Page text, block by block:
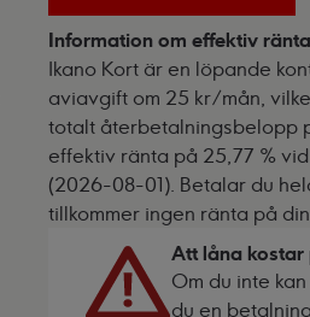
Information om effektiv
Ikano Kort är en löpande
aviavgift om 25 kr/mån,
totalt återbetalningsbelopp
effektiv ränta på 25,77 %
(2026-08-01). Betalar du
tillkommer ingen ränta på
Att låna kostar
Om du inte
du en